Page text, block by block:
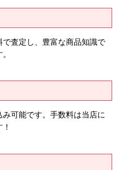
査定し、豊富な商品知識で
可能です。手数料は当店に